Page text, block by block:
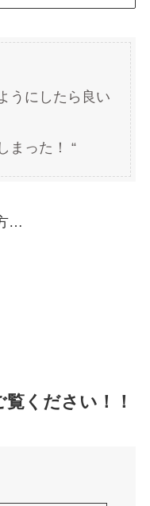
うにしたら良い
まった！ “
…
ください！！